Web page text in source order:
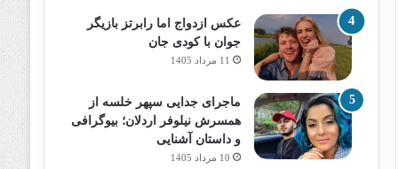
عکس ازدواج اما رابرتز بازیگر
جوان با کودی جان
11 مرداد 1405
ماجرای جدایی سپهر خلسه از
همسرش نیلوفر اردلان؛ بیوگرافی
و داستان آشنایی
10 مرداد 1405